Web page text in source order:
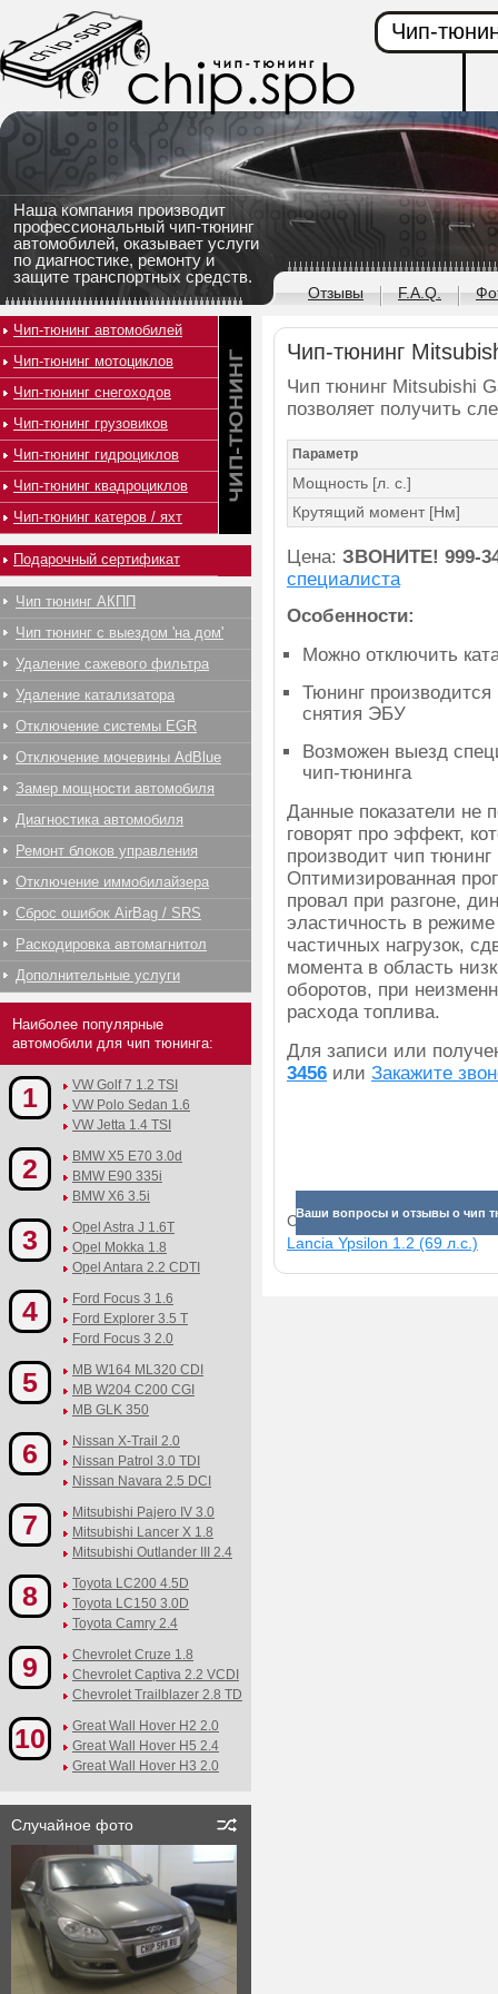
Наша компания производит
профессиональный чип-тюнинг
автомобилей, оказывает услуги
по диагностике, ремонту и
защите транспортных средств.
Чип-
Отзывы F.A.Q.
Чип-тюнинг
Чип тюнинг Mitsubishi
позволяет получить
Параметр
Мощность [л. с.]
Крутящий момент [Нм]
Цена: ЗВОНИТЕ! 999-
специалиста
Особенности:
Можно отключить
Тюнинг
снятия ЭБУ
Возможен выезд
чип-тюнинга
Данные показатели не
говорят про эффект,
производит чип
Оптимизированная
провал при разгоне,
эластичность в
частичных нагрузок,
момента в область
оборотов, при
расхода топлива.
Для записи или
3456 или Закажите
Ваши вопросы и отзывы о чип
Смотрите прибавки для
Lancia Ypsilon 1.2 (69 л.с.)
Чип-тюнинг автомобилей
Чип-тюнинг мотоциклов
Чип-тюнинг снегоходов
Чип-тюнинг грузовиков
Чип-тюнинг гидроциклов
Чип-тюнинг квадроциклов
Чип-тюнинг катеров / яхт
Подарочный сертификат
Чип тюнинг АКПП
Чип тюнинг с выездом 'на дом'
Удаление сажевого фильтра
Удаление катализатора
Отключение системы EGR
Отключение мочевины AdBlue
Замер мощности автомобиля
Диагностика автомобиля
Ремонт блоков управления
Отключение иммобилайзера
Сброс ошибок AirBag / SRS
Раскодировка автомагнитол
Дополнительные услуги
Наиболее популярные
автомобили для чип тюнинга:
1
VW Golf 7 1.2 TSI
VW Polo Sedan 1.6
VW Jetta 1.4 TSI
2
BMW X5 E70 3.0d
BMW E90 335i
BMW X6 3.5i
3
Opel Astra J 1.6T
Opel Mokka 1.8
Opel Antara 2.2 CDTI
4
Ford Focus 3 1.6
Ford Explorer 3.5 T
Ford Focus 3 2.0
5
MB W164 ML320 CDI
MB W204 C200 CGI
MB GLK 350
6
Nissan X-Trail 2.0
Nissan Patrol 3.0 TDI
Nissan Navara 2.5 DCI
7
Mitsubishi Pajero IV 3.0
Mitsubishi Lancer X 1.8
Mitsubishi Outlander III 2.4
8
Toyota LC200 4.5D
Toyota LC150 3.0D
Toyota Camry 2.4
9
Chevrolet Cruze 1.8
Chevrolet Captiva 2.2 VCDI
Chevrolet Trailblazer 2.8 TD
10
Great Wall Hover H2 2.0
Great Wall Hover H5 2.4
Great Wall Hover H3 2.0
Случайное фото